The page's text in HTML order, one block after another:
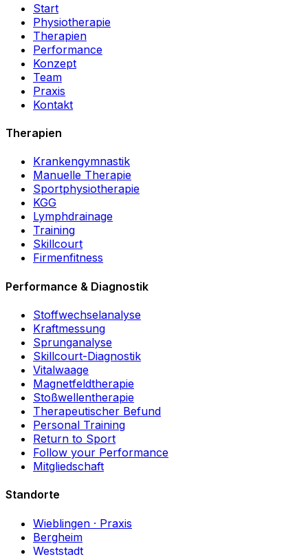
Start
Physiotherapie
Therapien
Performance
Konzept
Team
Praxis
Kontakt
Therapien
Krankengymnastik
Manuelle Therapie
Sportphysiotherapie
KGG
Lymphdrainage
Training
Skillcourt
Firmenfitness
Performance & Diagnostik
Stoffwechselanalyse
Kraftmessung
Sprunganalyse
Skillcourt-Diagnostik
Vitalwaage
Magnetfeldtherapie
Stoßwellentherapie
Therapeutischer Befund
Personal Training
Return to Sport
Follow your Performance
Mitgliedschaft
Standorte
Wieblingen · Praxis
Bergheim
Weststadt